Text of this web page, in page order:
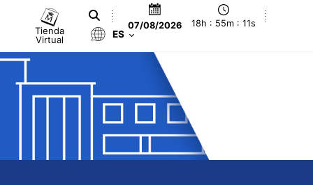
Tienda
Virtual
07/08/2026 18h : 55m : 11s
ES